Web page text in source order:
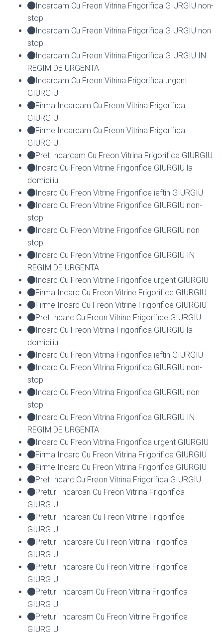
Incarcam Cu Freon Vitrina Frigorifica GIURGIU non-
stop
Incarcam Cu Freon Vitrina Frigorifica GIURGIU non
stop
Incarcam Cu Freon Vitrina Frigorifica GIURGIU IN
REGIM DE URGENTA
Incarcam Cu Freon Vitrina Frigorifica urgent
GIURGIU
Firma Incarcam Cu Freon Vitrina Frigorifica
GIURGIU
Firme Incarcam Cu Freon Vitrina Frigorifica
GIURGIU
Pret Incarcam Cu Freon Vitrina Frigorifica GIURGIU
Incarc Cu Freon Vitrine Frigorifice GIURGIU la
domiciliu
Incarc Cu Freon Vitrine Frigorifice ieftin GIURGIU
Incarc Cu Freon Vitrine Frigorifice GIURGIU non-
stop
Incarc Cu Freon Vitrine Frigorifice GIURGIU non
stop
Incarc Cu Freon Vitrine Frigorifice GIURGIU IN
REGIM DE URGENTA
Incarc Cu Freon Vitrine Frigorifice urgent GIURGIU
Firma Incarc Cu Freon Vitrine Frigorifice GIURGIU
Firme Incarc Cu Freon Vitrine Frigorifice GIURGIU
Pret Incarc Cu Freon Vitrine Frigorifice GIURGIU
Incarc Cu Freon Vitrina Frigorifica GIURGIU la
domiciliu
Incarc Cu Freon Vitrina Frigorifica ieftin GIURGIU
Incarc Cu Freon Vitrina Frigorifica GIURGIU non-
stop
Incarc Cu Freon Vitrina Frigorifica GIURGIU non
stop
Incarc Cu Freon Vitrina Frigorifica GIURGIU IN
REGIM DE URGENTA
Incarc Cu Freon Vitrina Frigorifica urgent GIURGIU
Firma Incarc Cu Freon Vitrina Frigorifica GIURGIU
Firme Incarc Cu Freon Vitrina Frigorifica GIURGIU
Pret Incarc Cu Freon Vitrina Frigorifica GIURGIU
Preturi Incarcari Cu Freon Vitrina Frigorifica
GIURGIU
Preturi Incarcari Cu Freon Vitrine Frigorifice
GIURGIU
Preturi Incarcare Cu Freon Vitrina Frigorifica
GIURGIU
Preturi Incarcare Cu Freon Vitrine Frigorifice
GIURGIU
Preturi Incarcam Cu Freon Vitrina Frigorifica
GIURGIU
Preturi Incarcam Cu Freon Vitrine Frigorifice
GIURGIU